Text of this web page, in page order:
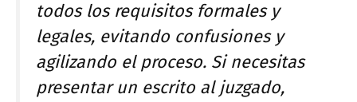
todos los requisitos formales y
legales, evitando confusiones y
agilizando el proceso. Si necesitas
presentar un escrito al juzgado,